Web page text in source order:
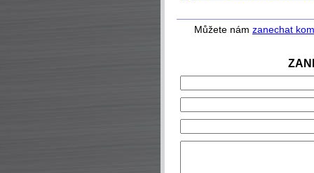
Můžete nám zanechat